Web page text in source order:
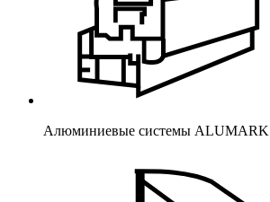
Алюминиевые системы ALUMARK